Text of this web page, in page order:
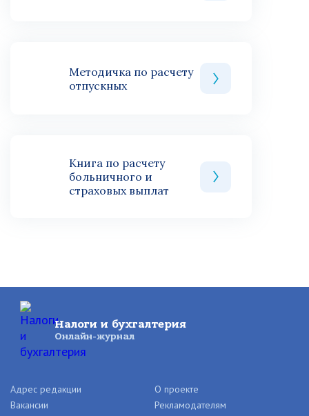
Методичка по расчету
отпускных
Книга по расчету
больничного и
страховых выплат
Налоги и бухгалтерия
Онлайн-журнал
Адрес редакции
О проекте
Вакансии
Рекламодателям